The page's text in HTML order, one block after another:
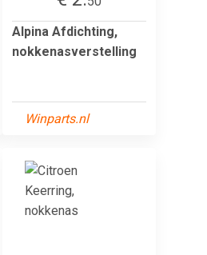
Alpina Afdichting,
nokkenasverstelling
Winparts.nl